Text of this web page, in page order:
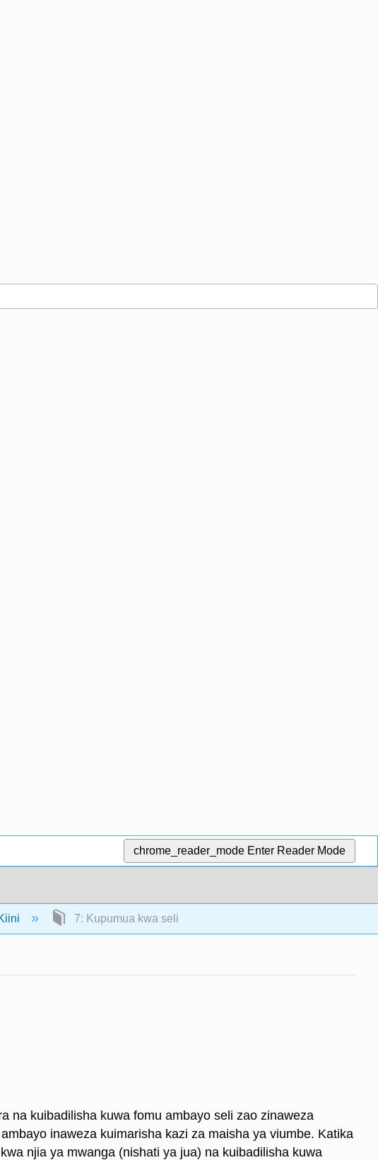
chrome_reader_mode Enter Reader Mode
7: Kupumua kwa seli
na kuibadilisha kuwa fomu ambayo seli zao zinaweza
inaweza kuimarisha kazi za maisha ya viumbe. Katika
njia ya mwanga (nishati ya jua) na kuibadilisha kuwa